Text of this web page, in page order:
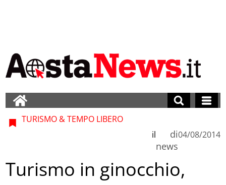
TURISMO & TEMPO LIBERO
di
news
il 04/08/2014
Turismo in ginocchio,